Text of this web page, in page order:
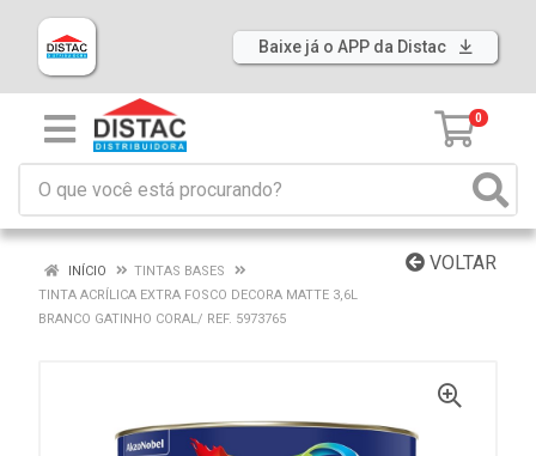
Baixe já o APP da Distac
0
VOLTAR
INÍCIO
TINTAS BASES
TINTA ACRÍLICA EXTRA FOSCO DECORA MATTE 3,6L
BRANCO GATINHO CORAL/ REF. 5973765